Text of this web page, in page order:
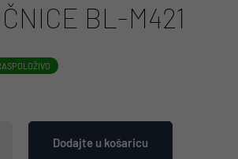
BL-M421
Dodajte u košaricu